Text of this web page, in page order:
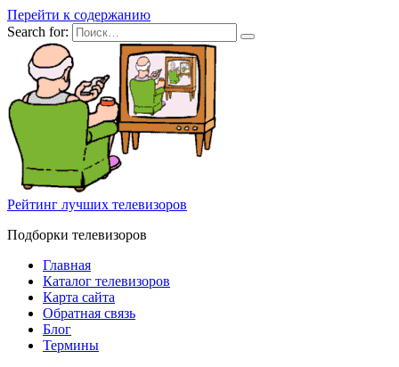
Перейти к содержанию
Search for:
Рейтинг лучших телевизоров
Подборки телевизоров
Главная
Каталог телевизоров
Карта сайта
Обратная связь
Блог
Термины